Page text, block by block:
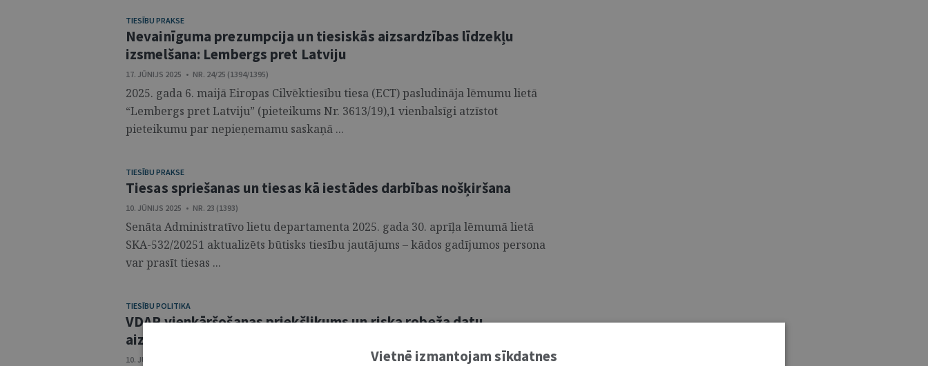
TIESĪBU PRAKSE
Nevainīguma prezumpcija un tiesiskās aizsardzības līdzekļu
izsmelšana: Lembergs pret Latviju
17. JŪNIJS 2025 • NR. 24/25 (1394/1395)
2025. gada 6. maijā Eiropas Cilvēktiesību tiesa (ECT) pasludināja lēmumu lietā
“Lembergs pret Latviju” (pieteikums Nr. 3613/19),1 vienbalsīgi atzīstot
pieteikumu par nepieņemamu saskaņā ...
TIESĪBU PRAKSE
Tiesas spriešanas un tiesas kā iestādes darbības nošķiršana
10. JŪNIJS 2025 • NR. 23 (1393)
Senāta Administratīvo lietu departamenta 2025. gada 30. aprīļa lēmumā lietā
SKA-532/20251 aktualizēts būtisks tiesību jautājums – kādos gadījumos persona
var prasīt tiesas ...
TIESĪBU POLITIKA
VDAR vienkāršošanas priekšlikums un riska robeža datu
aizsardzībā
10. JŪNIJS 2025 • NR. 23 (1393) Vietnē izmantojam sīkdatnes